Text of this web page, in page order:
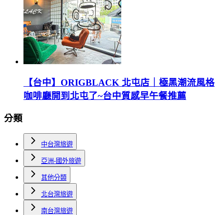
【台中】ORIGBLACK 北屯店｜極黑潮流風格
咖啡廳開到北屯了~台中質感早午餐推薦
分類
中台灣旅遊
亞洲-國外旅遊
其他分類
北台灣旅遊
南台灣旅遊